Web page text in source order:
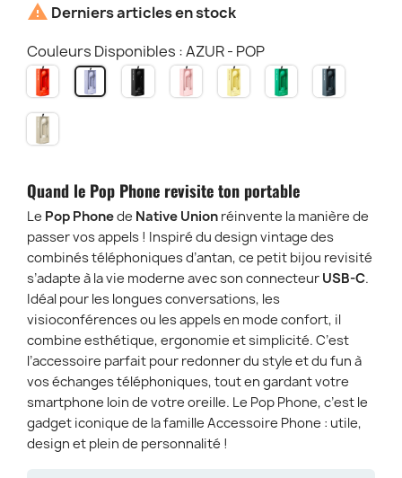
 Derniers articles en stock
Couleurs Disponibles : AZUR - POP
ALARM
RED
AZUR
-
BLACK
-
CANDY
-
LEMON
-
PINE
-
SALTE
GREEN
SANDSTONE
-
Quand le Pop Phone revisite ton portable
Le Pop Phonede Native Union réinvente la manière de
passer vos appels ! Inspiré du design vintage des
combinés téléphoniques d’antan, ce petit bijou revisité
s’adapte à la vie moderne avec son connecteur USB-C.
Idéal pour les longues conversations, les
visioconférences ou les appels en mode confort, il
combine esthétique, ergonomie et simplicité. C’est
l’accessoire parfait pour redonner du style et du fun à
vos échanges téléphoniques, tout en gardant votre
smartphone loin de votre oreille. Le Pop Phone, c’est le
gadget iconique de la famille Accessoire Phone : utile,
design et plein de personnalité !